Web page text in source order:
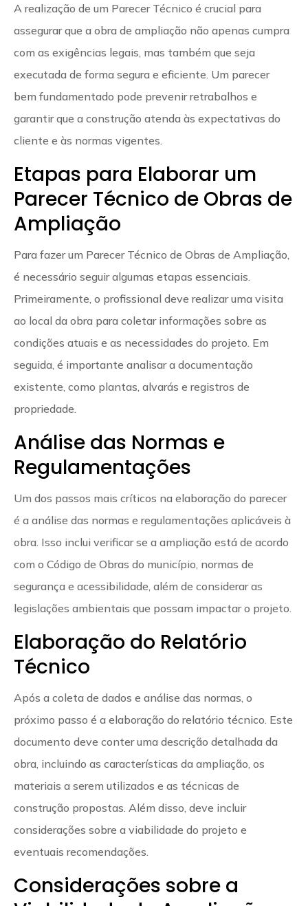
A realização de um Parecer Técnico é crucial para
assegurar que a obra de ampliação não apenas cumpra
com as exigências legais, mas também que seja
executada de forma segura e eficiente. Um parecer
bem fundamentado pode prevenir retrabalhos e
garantir que a construção atenda às expectativas do
cliente e às normas vigentes.
Etapas para Elaborar um
Parecer Técnico de Obras de
Ampliação
Para fazer um Parecer Técnico de Obras de Ampliação,
é necessário seguir algumas etapas essenciais.
Primeiramente, o profissional deve realizar uma visita
ao local da obra para coletar informações sobre as
condições atuais e as necessidades do projeto. Em
seguida, é importante analisar a documentação
existente, como plantas, alvarás e registros de
propriedade.
Análise das Normas e
Regulamentações
Um dos passos mais críticos na elaboração do parecer
é a análise das normas e regulamentações aplicáveis à
obra. Isso inclui verificar se a ampliação está de acordo
com o Código de Obras do município, normas de
segurança e acessibilidade, além de considerar as
legislações ambientais que possam impactar o projeto.
Elaboração do Relatório
Técnico
Após a coleta de dados e análise das normas, o
próximo passo é a elaboração do relatório técnico. Este
documento deve conter uma descrição detalhada da
obra, incluindo as características da ampliação, os
materiais a serem utilizados e as técnicas de
construção propostas. Além disso, deve incluir
considerações sobre a viabilidade do projeto e
eventuais recomendações.
Considerações sobre a